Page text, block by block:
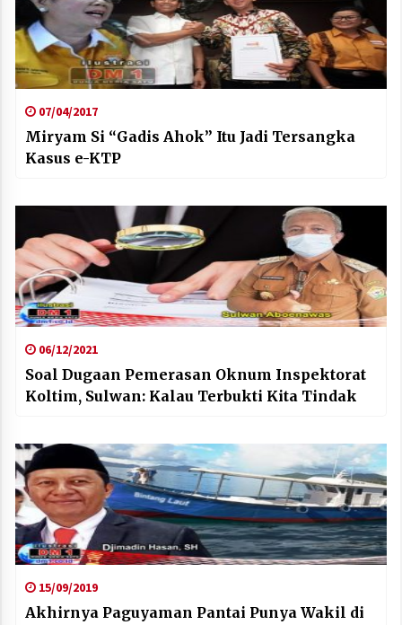
07/04/2017
Miryam Si “Gadis Ahok” Itu Jadi Tersangka
Kasus e-KTP
06/12/2021
Soal Dugaan Pemerasan Oknum Inspektorat
Koltim, Sulwan: Kalau Terbukti Kita Tindak
15/09/2019
Akhirnya Paguyaman Pantai Punya Wakil di